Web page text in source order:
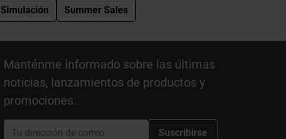
Simulación Summer Sales
Manténme informado sobre las últimas
noticias, lanzamientos de productos y
promociones.
Suscribirse